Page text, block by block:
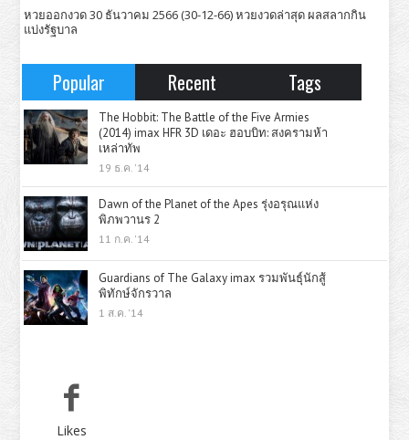
หวยออกงวด 30 ธันวาคม 2566 (30-12-66) หวยงวดล่าสุด ผลสลากกิน
แบ่งรัฐบาล
Popular Recent Tags
The Hobbit: The Battle of the Five Armies
(2014) imax HFR 3D เดอะ ฮอบบิท: สงครามห้า
เหล่าทัพ
19 ธ.ค. '14
Dawn of the Planet of the Apes รุ่งอรุณแห่ง
พิภพวานร 2
11 ก.ค. '14
Guardians of The Galaxy imax รวมพันธุ์นักสู้
พิทักษ์จักรวาล
1 ส.ค. '14
Likes